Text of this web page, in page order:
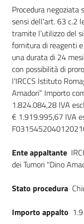
English
site
Seguici
su
Dati del bando
Procedura negoziata
sensi dell’art. 63 c.2
tramite l’utilizzo del
fornitura di reagenti
una durata di 24
con possibilità di
l’IRCCS Istituto
Amadori” Importo
1.824.084,28 IVA
€ 1.919.995,67 IVA
Ente appaltante
dei Tumori "Dino
Stato procedura
Importo appalto